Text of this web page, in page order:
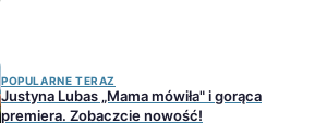
POPULARNE TERAZ
Justyna Lubas „Mama mówiła" i gorąca
premiera. Zobaczcie nowość!